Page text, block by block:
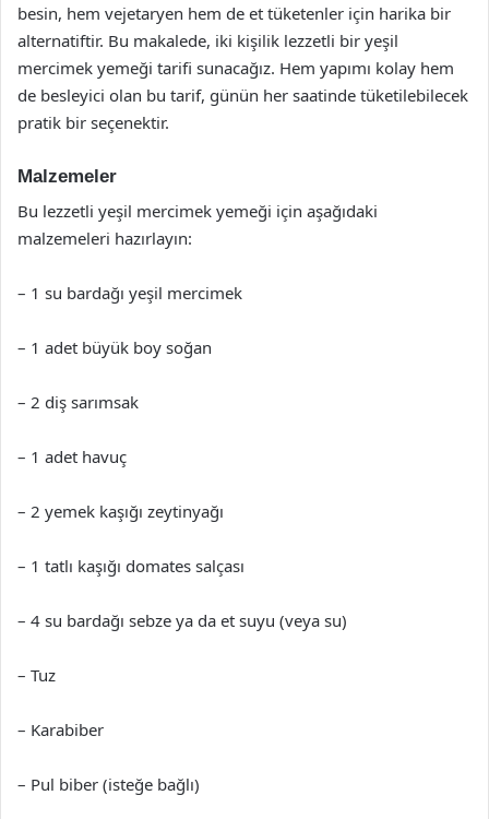
besin, hem vejetaryen hem de et tüketenler için harika bir
alternatiftir. Bu makalede, iki kişilik lezzetli bir yeşil
mercimek yemeği tarifi sunacağız. Hem yapımı kolay hem
de besleyici olan bu tarif, günün her saatinde tüketilebilecek
pratik bir seçenektir.
Malzemeler
Bu lezzetli yeşil mercimek yemeği için aşağıdaki
malzemeleri hazırlayın:
– 1 su bardağı yeşil mercimek
– 1 adet büyük boy soğan
– 2 diş sarımsak
– 1 adet havuç
– 2 yemek kaşığı zeytinyağı
– 1 tatlı kaşığı domates salçası
– 4 su bardağı sebze ya da et suyu (veya su)
– Tuz
– Karabiber
– Pul biber (isteğe bağlı)